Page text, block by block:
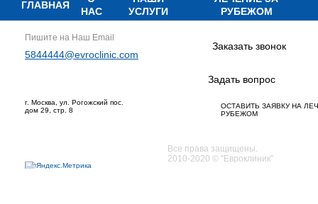
ГЛАВНАЯ
НАС
УСЛУГИ
РУБЕЖОМ
Пишите на Наш Email
5844444@evroclinic.com
Заказать звонок
Задать вопрос
ОСТАВИТЬ ЗАЯВКУ НА
РУБЕЖОМ
г. Москва, ул. Рогожский пос.
дом 29, стр. 8
Все права защищены.
2010-2020 © "Евроклиник"